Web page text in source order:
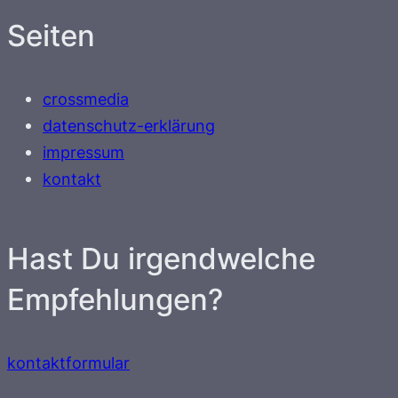
Seiten
crossmedia
datenschutz-erklärung
impressum
kontakt
Hast Du irgendwelche
Empfehlungen?
kontaktformular